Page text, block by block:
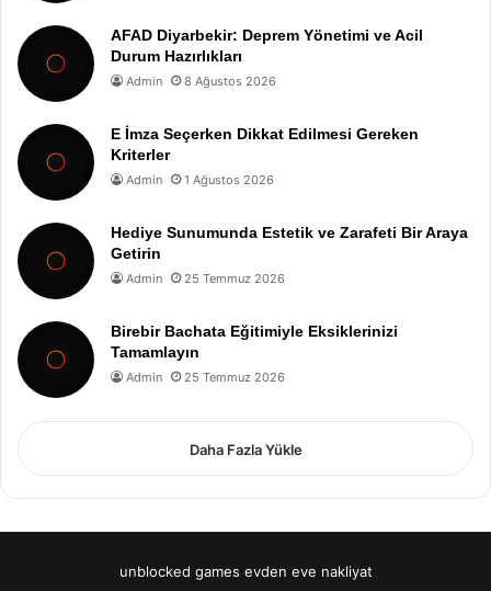
AFAD Diyarbekir: Deprem Yönetimi ve Acil
Durum Hazırlıkları
Admin 8 Ağustos 2026
E İmza Seçerken Dikkat Edilmesi Gereken
Kriterler
Admin 1 Ağustos 2026
Hediye Sunumunda Estetik ve Zarafeti Bir Araya
Getirin
Admin 25 Temmuz 2026
Birebir Bachata Eğitimiyle Eksiklerinizi
Tamamlayın
Admin 25 Temmuz 2026
Daha Fazla Yükle
unblocked games evden eve nakliyat